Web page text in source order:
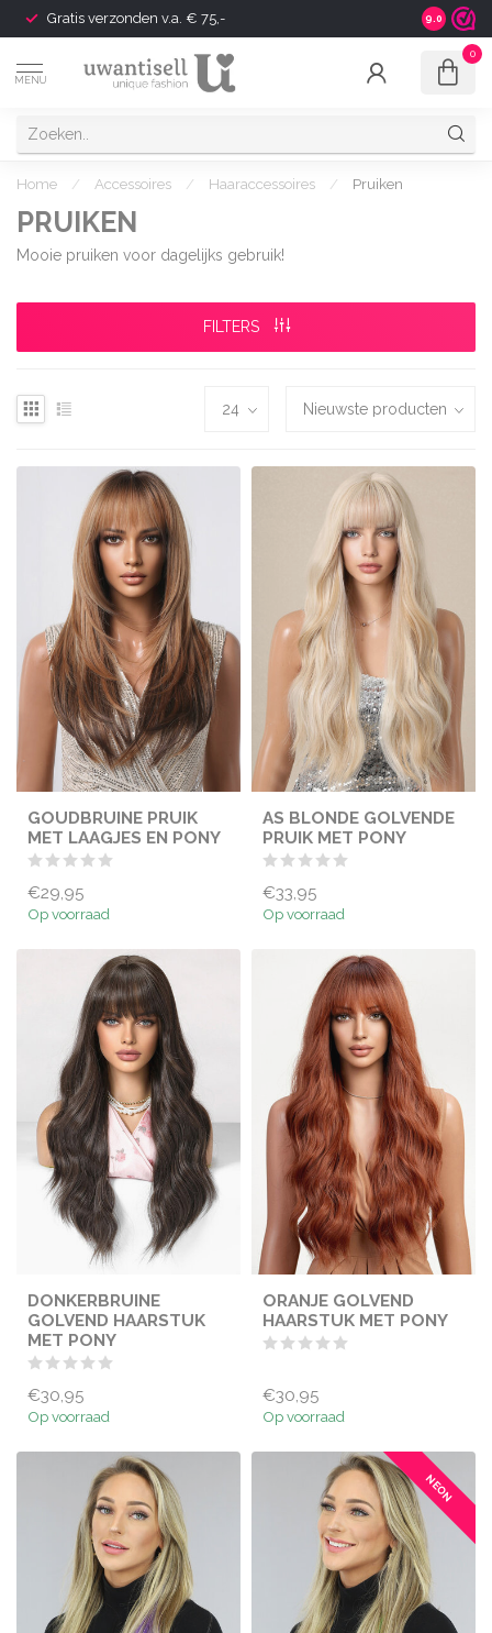
Gratis verzonden v.a. € 75,- Shipping
9.0
MENU
0
Home / Accessoires / Haaraccessoires / Pruiken
PRUIKEN
Mooie pruiken voor dagelijks gebruik!
FILTERS
GOUDBRUINE PRUIK
MET LAAGJES EN PONY
€29,95
Op voorraad
AS BLONDE GOLVENDE
PRUIK MET PONY
€33,95
Op voorraad
DONKERBRUINE
GOLVEND HAARSTUK
MET PONY
€30,95
Op voorraad
ORANJE GOLVEND
HAARSTUK MET PONY
€30,95
Op voorraad
NEON